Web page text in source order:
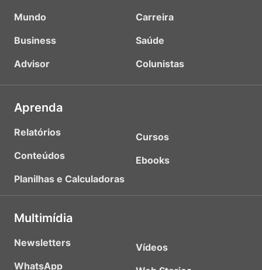
Mundo
Business
Advisor
Carreira
Saúde
Colunistas
Aprenda
Relatórios
Conteúdos
Planilhas e Calculadoras
Cursos
Ebooks
Multimídia
Newsletters
WhatsApp
Vídeos